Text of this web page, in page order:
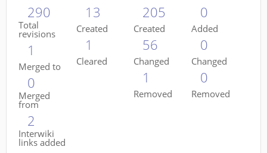
290
Total
revisions
1
Merged to
0
Merged
from
2
Interwiki
links added
13
Created
1
Cleared
205
Created
56
Changed
1
Removed
0
Added
0
Changed
0
Removed